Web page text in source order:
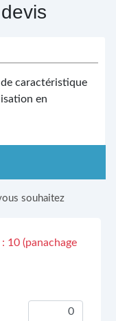
caractéristique
en
souhaitez
10 (panachage